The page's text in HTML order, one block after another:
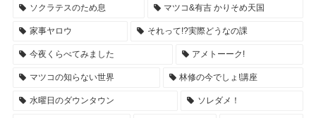
ソクラテスのため息 マツコ&有吉 かりそめ天国
家事ヤロウ それって!?実際どうなの課
今夜くらべてみました アメトーーク!
マツコの知らない世界 林修の今でしょ!講座
水曜日のダウンタウン ソレダメ！